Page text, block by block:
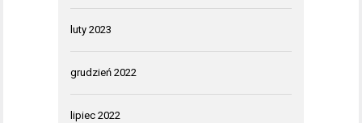
luty 2023
grudzień 2022
lipiec 2022